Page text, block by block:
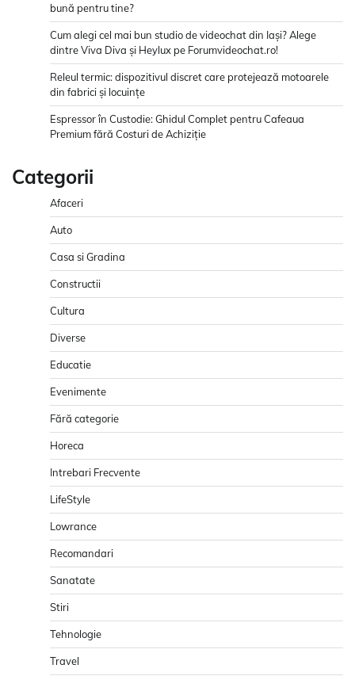
bună pentru tine?
Cum alegi cel mai bun studio de videochat din Iași? Alege
dintre Viva Diva și Heylux pe Forumvideochat.ro!
Releul termic: dispozitivul discret care protejează motoarele
din fabrici și locuințe
Espressor în Custodie: Ghidul Complet pentru Cafeaua
Premium fără Costuri de Achiziție
Categorii
Afaceri
Auto
Casa si Gradina
Constructii
Cultura
Diverse
Educatie
Evenimente
Fără categorie
Horeca
Intrebari Frecvente
LifeStyle
Lowrance
Recomandari
Sanatate
Stiri
Tehnologie
Travel